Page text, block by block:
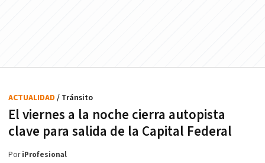
El viernes a la noche cierra autopista
clave para salida de la Capital Federal
ACTUALIDAD / Tránsito
PoriProfesional